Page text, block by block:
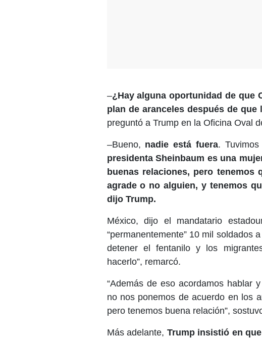
–¿Hay alguna oportunidad de que
plan de aranceles después de
preguntó a Trump en la Oficina Oval
–Bueno, nadie está fuera.
presidenta Sheinbaum es una
buenas relaciones, pero
agrade o no alguien, y tenemos
dijo Trump.
México, dijo el mandatario
“permanentemente” 10 mil soldados
detener el fentanilo y los
hacerlo”, remarcó.
“Además de eso acordamos hablar
no nos ponemos de acuerdo en los
pero tenemos buena relación”,
Más adelante, Trump insistió en